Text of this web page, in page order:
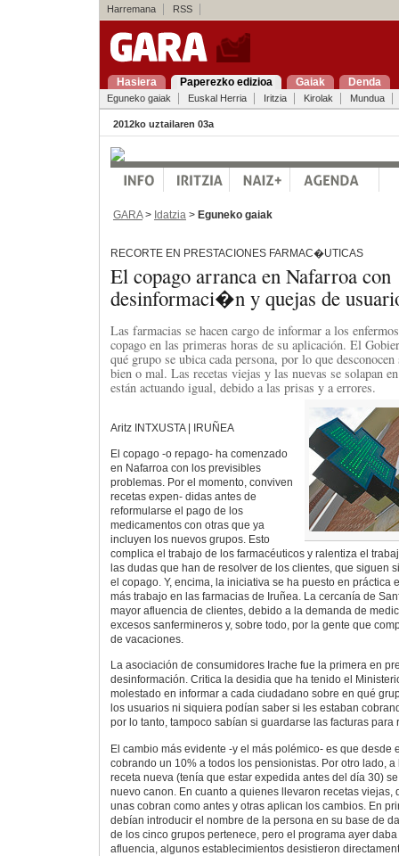
Harremana RSS
Hasiera Paperezko edizioa Gaiak Denda
Eguneko gaiak Euskal Herria Iritzia Kirolak Mundua
2012ko uztailaren 03a
GARA> Idatzia > Eguneko gaiak
RECORTE EN PRESTACIONES FARMAC�UTICAS
El copago arranca en Nafarroa con
desinformaci�n y quejas de
Las farmacias se hacen cargo de informar a los
copago en las primeras horas de su aplicación. El
qué grupo se ubica cada persona, por lo que
bien o mal. Las recetas viejas y las nuevas se solapan
están actuando igual, debido a las prisas y a errores.
Aritz INTXUSTA | IRUÑEA
El copago -o repago- ha comenzado
en Nafarroa con los previsibles
problemas. Por el momento, conviven
recetas expen- didas antes de
reformularse el pago de los
medicamentos con otras que ya
incluyen los nuevos grupos. Esto
complica el trabajo de los farmacéuticos y ralentiza el
las dudas que han de resolver de los clientes, que siguen
el copago. Y, encima, la iniciativa se ha puesto en práctica
más trabajo en las farmacias de Iruñea. La cercanía de
mayor afluencia de clientes, debido a la demanda de
excesos sanfermineros y, sobre todo, por la gente que
de vacaciones.
La asociación de consumidores Irache fue la primera en
desinformación. Critica la desidia que ha tenido el
molestado en informar a cada ciudadano sobre en qué
los usuarios ni siquiera podían saber si les estaban
por lo tanto, tampoco sabían si guardarse las facturas
El cambio más evidente -y el más polémico- es que desde
cobrando un 10% a todos los pensionistas. Por otro lado,
receta nueva (tenía que estar expedida antes del día 30)
nuevo canon. En cuanto a quienes llevaron recetas viejas,
unas cobran como antes y otras aplican los cambios. En
debían introducir el nombre de la persona en su base de
de los cinco grupos pertenece, pero el programa ayer
afluencia, algunos establecimientos desistieron